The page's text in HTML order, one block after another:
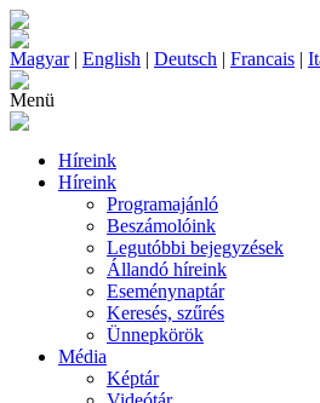
Magyar| English | Deutsch | Francais |
Menü
Híreink
Híreink
Programajánló
Beszámolóink
Legutóbbi bejegyzések
Állandó híreink
Eseménynaptár
Keresés, szűrés
Ünnepkörök
Média
Képtár